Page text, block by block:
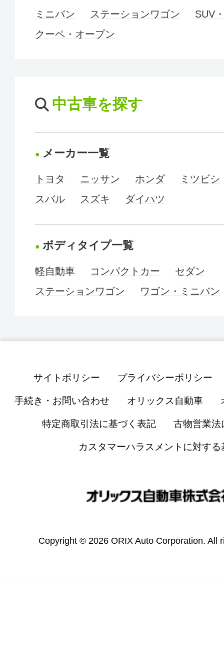
ミニバン
ステーションワゴン
SUV
クーペ・オープン
中古車を探す
メーカー一覧
トヨタ ニッサン ホンダ
ミツビシ
スバル
スズキ ダイハツ
ボディタイプ一覧
軽自動車 コンパクトカー
セダン
ステーションワゴン
ワゴン・ミニバン
サイトポリシー プライバシーポリシー
手続き・お問い合わせ オリックス自動車
特定商取引法に基づく表記 古物営業法
カスタマーハラスメントに対する
Copyright © 2026 ORIX Auto Corporation. All